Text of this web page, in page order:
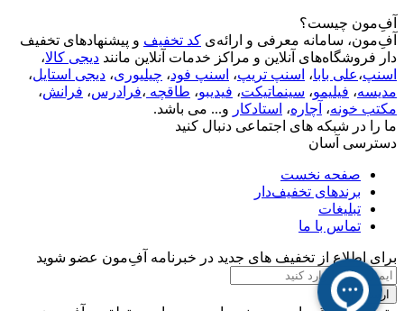
آفِ‌مون چیست؟
آفِ‌مون، سامانه معرفی و ارائه‌ی کد تخفیف و پیشنهادهای تخفیف
دار فروشگاه‌های آنلاین و مراکز خدمات آنلاین مانند دیجی کالا،
اسنپ،علی بابا، اسنپ تریپ، اسنپ فود، چیلیوری، دیجی استایل،
مدیسه، فیلیمو، سینماتیکت، فیدیبو، طاقچه ،فرادرس، فرانش،
مکتب خونه، آچاره، استادکار و... می باشد.
ما را در شبکه های اجتماعی دنبال کنید
دسترسی آسان
صفحه نخست
برندهای تخفیف‌دار
تبلیغات
تماس با ما
برای اطلاع از تخفیف های جدید در خبرنامه آفِ‌مون عضو شوید
ارسال